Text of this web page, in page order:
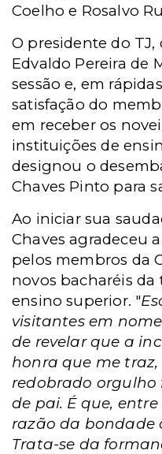
Coelho e Rosalvo
O presidente do
Edvaldo Pereira de
sessão e, em
satisfação do
em receber os
instituições de
designou o
Chaves Pinto para
Ao iniciar sua
Chaves agradeceu
pelos membros da
novos bacharéis
ensino superior. "
visitantes em
de revelar que a
honra que me
redobrado
de pai. É que,
razão da bondade
Trata-se da